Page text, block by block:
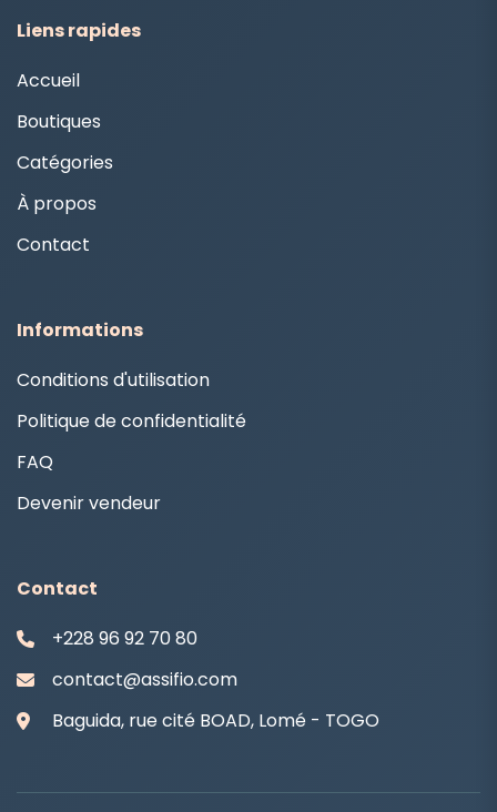
Liens rapides
Accueil
Boutiques
Catégories
À propos
Contact
Informations
Conditions d'utilisation
Politique de confidentialité
FAQ
Devenir vendeur
Contact
+228 96 92 70 80
contact@assifio.com
Baguida, rue cité BOAD, Lomé - TOGO